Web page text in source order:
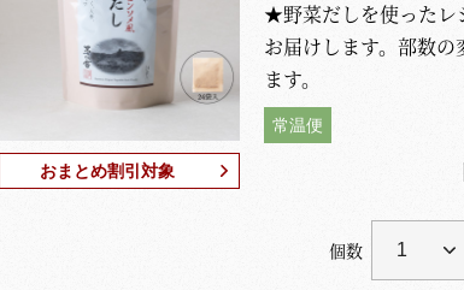
おまとめ割引対象
★野菜だしを使ったレ
お届けします。部数
ます。
常温便
個数